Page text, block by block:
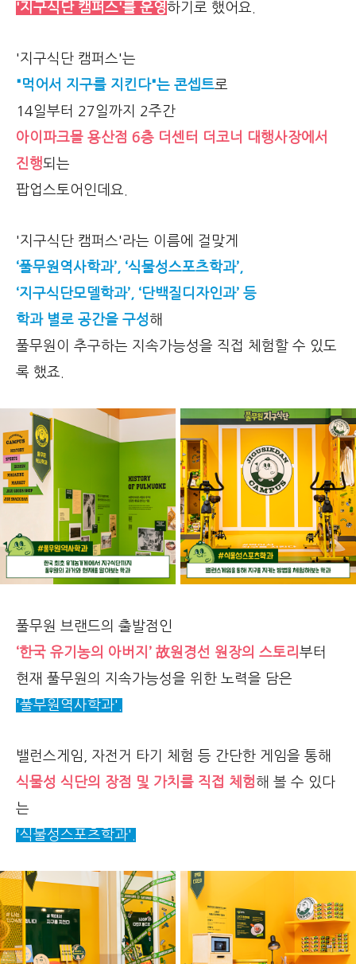
'지구식단 캠퍼스'를 운영하기로 했어요.
'지구식단 캠퍼스'는
"먹어서 지구를 지킨다"는 콘셉트로
14일부터 27일까지 2주간
아이파크몰 용산점 6층 더센터 더코너 대행사장에서
진행되는
팝업스토어인데요.
'지구식단 캠퍼스'라는 이름에 걸맞게
‘풀무원역사학과’, ‘식물성스포츠학과’,
‘지구식단모델학과’, ‘단백질디자인과’ 등
학과 별로 공간을 구성해
풀무원이 추구하는 지속가능성을 직접 체험할 수 있도
록 했죠.
풀무원 브랜드의 출발점인
‘한국 유기농의 아버지’ 故원경선 원장의 스토리 부터
현재 풀무원의 지속가능성을 위한 노력을 담은
'풀무원역사학과'.
밸런스게임, 자전거 타기 체험 등 간단한 게임을 통해
식물성 식단의 장점 및 가치를 직접 체험해 볼 수 있다
는
'식물성스포츠학과'.